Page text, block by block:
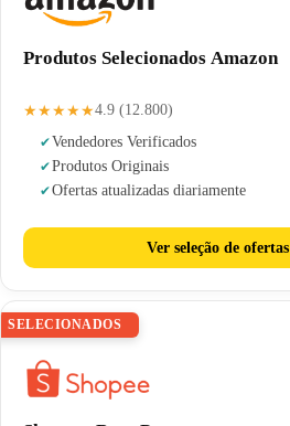
Produtos Selecionados Amazon
★★★★★4.9 (12.800)
Vendedores Verificados
Produtos Originais
Ofertas atualizadas diariamente
Ver seleção de ofertas
SELECIONADOS